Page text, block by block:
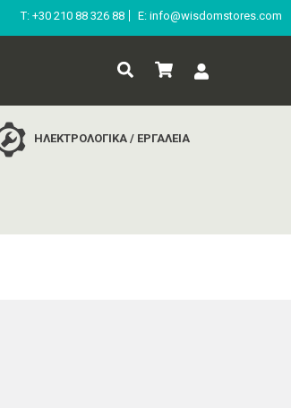
Τ: +30 210 88 326 88 E: info@wisdomstores.com
ΗΛΕΚΤΡΟΛΟΓΙΚΑ / ΕΡΓΑΛΕΙΑ